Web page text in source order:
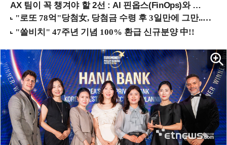
AX 팀이 꼭 챙겨야 할 2선 : AI 핀옵스(FinOps)와 토큰 거버넌스 (8/21 잠실역)